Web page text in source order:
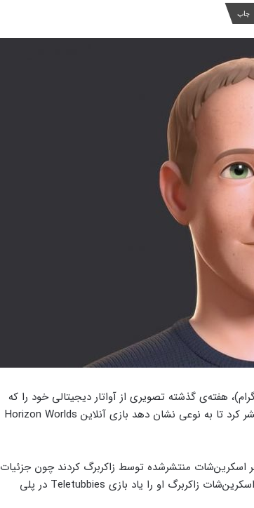
چاپ
هفته‌ی گذشته تصویری از آواتار دیجیتالی خود را که
در جلوی برج ایفل و کلیسای ساگرادا فامیلیا قرار داشت منتشر کرد تا به نوعی نشان دهد بازی آنلاین Horizon Worlds
اسکرین‌شات منتشرشده توسط زاکربرگ کردند چون جزئیات
گرافیکی به‌شدت پایین بود. یک کاربر در توییتر گفت دیدن اسکرین‌شات زاکربرگ او را یاد بازی Teletubbies در پلی